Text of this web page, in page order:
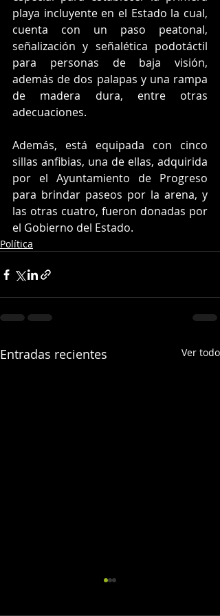
playa incluyente en el Estado la cual,
cuenta con un paso peatonal,
señalización y señalética podotáctil
para personas de baja visión,
además de dos palapas y una rampa
de madera dura, entre otras
adecuaciones.
Además, está equipada con cinco
sillas anfibias, una de ellas, adquirida
por el Ayuntamiento de Progreso
para brindar paseos por la arena, y
las otras cuatro, fueron donadas por
el Gobierno del Estado.
Política
Entradas recientes Ver todo